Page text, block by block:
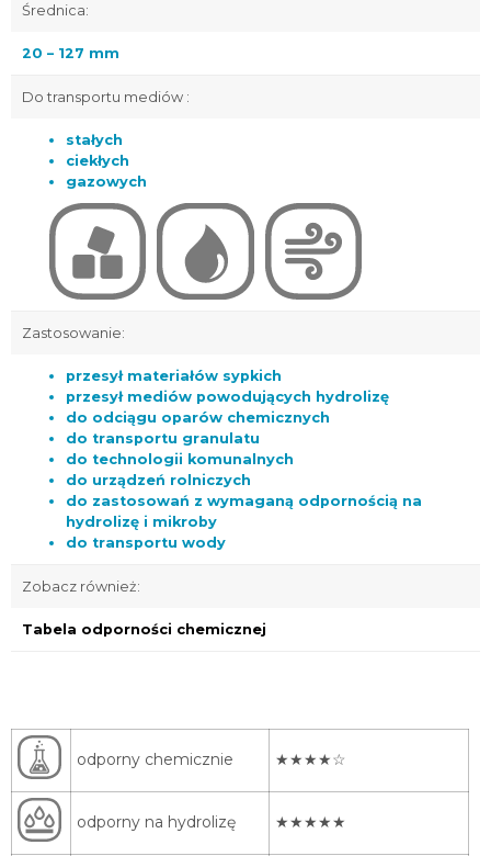
Średnica:
20 – 127 mm
Do transportu mediów :
stałych
ciekłych
gazowych
Zastosowanie:
przesył materiałów sypkich
przesył mediów powodujących hydrolizę
do odciągu oparów chemicznych
do transportu granulatu
do technologii komunalnych
do urządzeń rolniczych
do zastosowań z wymaganą odpornością na
hydrolizę i mikroby
do transportu wody
Zobacz również:
Tabela odporności chemicznej
odporny chemicznie ‌★★★★☆
odporny na hydrolizę ★★★★★